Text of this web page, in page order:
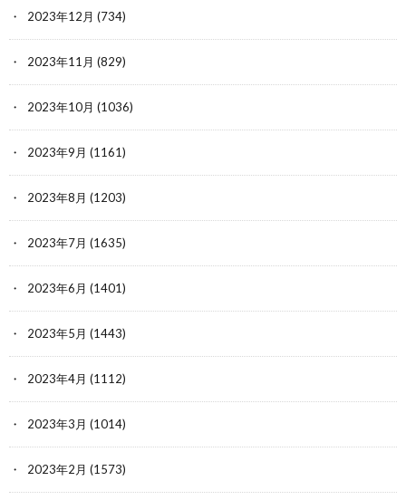
2023年12月 (734)
2023年11月 (829)
2023年10月 (1036)
2023年9月 (1161)
2023年8月 (1203)
2023年7月 (1635)
2023年6月 (1401)
2023年5月 (1443)
2023年4月 (1112)
2023年3月 (1014)
2023年2月 (1573)